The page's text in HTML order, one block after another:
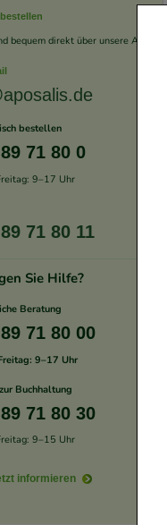
bequem direkt über unsere App.
bestellen
71 80 0
9–17 Uhr
71 80 11
Sie Hilfe?
Beratung
71 80 00
9–17 Uhr
Buchhaltung
71 80 30
9–15 Uhr
informieren